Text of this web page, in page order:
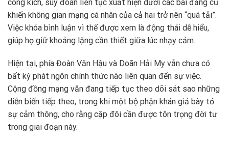
công kích, suy đoán liên tục xuất hiện dưới các bài đăng cũ
khiến không gian mạng cá nhân của cả hai trở nên “quá tải”.
Việc khóa bình luận vì thế được xem là động thái dễ hiểu,
giúp họ giữ khoảng lặng cần thiết giữa lúc nhạy cảm.
Hiện tại, phía Đoàn Văn Hậu và Doãn Hải My vẫn chưa có
bất kỳ phát ngôn chính thức nào liên quan đến sự việc.
Cộng đồng mạng vẫn đang tiếp tục theo dõi sát sao những
diễn biến tiếp theo, trong khi một bộ phận khán giả bày tỏ
sự cảm thông, cho rằng cặp đôi cần được tôn trọng đời tư
trong giai đoạn này.